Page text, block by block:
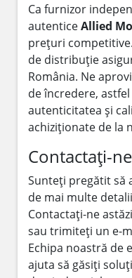
Ca furnizor
autenticeAllied
prețuri
de distribuție
România. Ne
de încredere,
autenticitatea și
achiziționate de la
Contactați-
Sunteți pregătit să
de mai multe
Contactați-ne
sau trimiteți un e-
Echipa noastră de
ajuta să găsiți